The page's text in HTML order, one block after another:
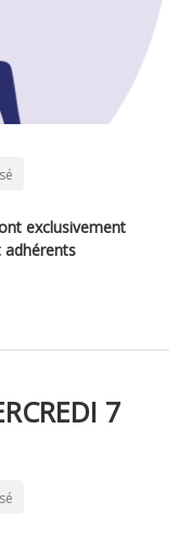
exclusivement
adhérents
7